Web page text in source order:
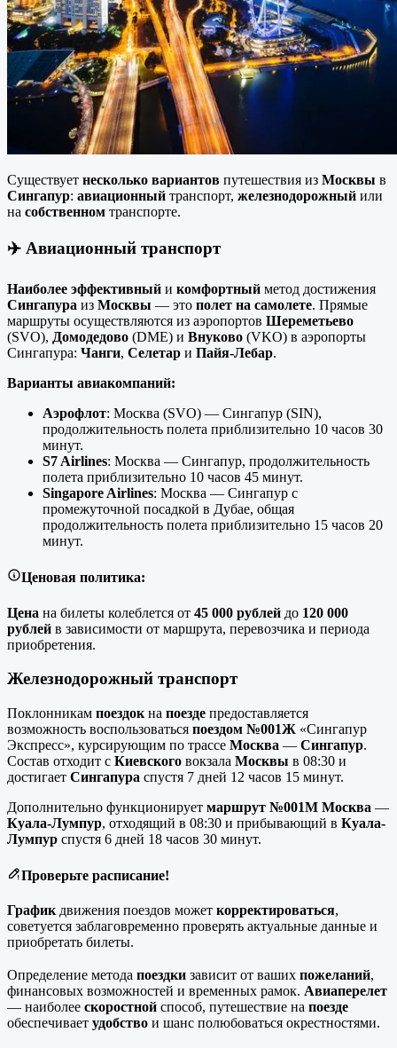
Существует несколько вариантов путешествия из Москвы в
Сингапур: авиационный транспорт, железнодорожный или
на собственном транспорте.
✈️ Авиационный транспорт
Наиболее эффективный и комфортный метод достижения
Сингапура из Москвы — это полет на самолете. Прямые
маршруты осуществляются из аэропортов Шереметьево
(SVO), Домодедово (DME) и Внуково (VKO) в аэропорты
Сингапура: Чанги, Селетар и Пайя-Лебар.
Варианты авиакомпаний:
Аэрофлот: Москва (SVO) — Сингапур (SIN),
продолжительность полета приблизительно 10 часов 30
минут.
S7 Airlines: Москва — Сингапур, продолжительность
полета приблизительно 10 часов 45 минут.
Singapore Airlines: Москва — Сингапур с
промежуточной посадкой в Дубае, общая
продолжительность полета приблизительно 15 часов 20
минут.
Ценовая политика:
Цена на билеты колеблется от 45 000 рублей до 120 000
рублей в зависимости от маршрута, перевозчика и периода
приобретения.
Железнодорожный транспорт
Поклонникам поездок на поезде предоставляется
возможность воспользоваться поездом №001Ж «Сингапур
Экспресс», курсирующим по трассе Москва — Сингапур.
Состав отходит с Киевского вокзала Москвы в 08:30 и
достигает Сингапура спустя 7 дней 12 часов 15 минут.
Дополнительно функционирует маршрут №001М Москва —
Куала-Лумпур, отходящий в 08:30 и прибывающий в Куала-
Лумпур спустя 6 дней 18 часов 30 минут.
Проверьте расписание!
Графикдвижения поездов может корректироваться,
советуется заблаговременно проверять актуальные данные и
приобретать билеты.
Определение метода поездки зависит от ваших пожеланий,
финансовых возможностей и временных рамок. Авиаперелет
— наиболее скоростной способ, путешествие на поезде
обеспечивает удобство и шанс полюбоваться окрестностями.